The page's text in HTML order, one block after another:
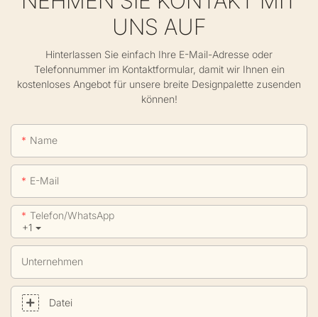
UNS AUF
Hinterlassen Sie einfach Ihre E-Mail-Adresse oder
Telefonnummer im Kontaktformular, damit wir Ihnen ein
kostenloses Angebot für unsere breite Designpalette zusenden
können!
Name
E-Mail
+1
Telefon/WhatsApp
Unternehmen
Datei